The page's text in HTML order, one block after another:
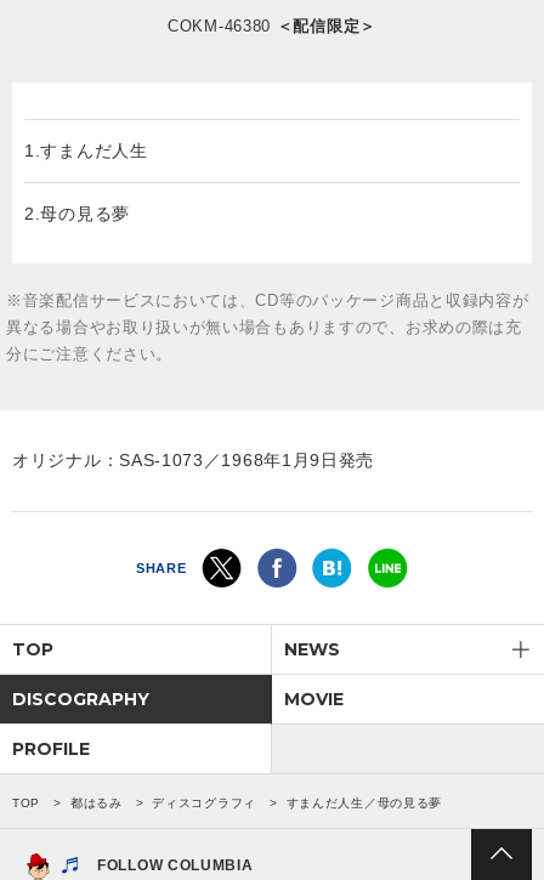
閉じる
COKM-46380 ＜配信限定＞
1.すまんだ人生
2.母の見る夢
※音楽配信サービスにおいては、CD等のパッケージ商品と収録内容が
異なる場合やお取り扱いが無い場合もありますので、お求めの際は充
分にご注意ください。
オリジナル：SAS-1073／1968年1月9日発売
SHARE
TOP NEWS
DISCOGRAPHY MOVIE
PROFILE
TOP 都はるみ ディスコグラフィ すまんだ人生／母の見る夢
FOLLOW COLUMBIA